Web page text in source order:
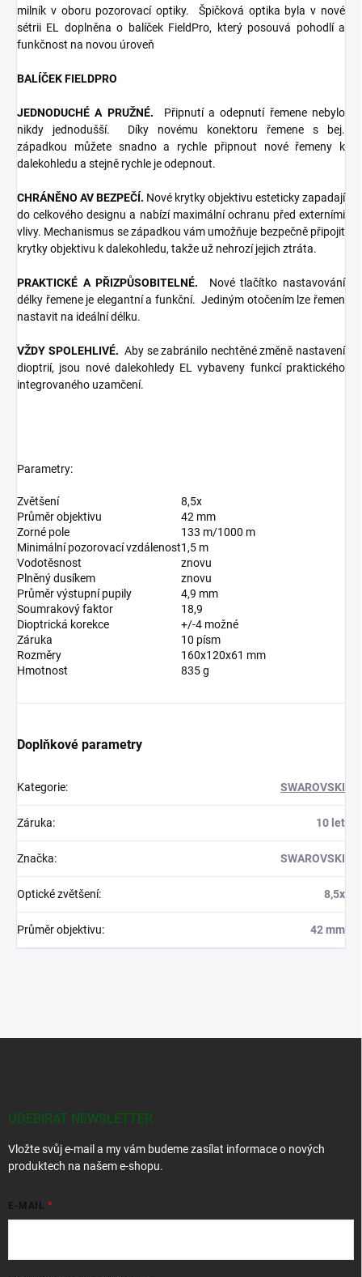
milník v oboru pozorovací optiky.
Špičková optika byla v nové
sétrii EL doplněna o balíček FieldPro, který posouvá pohodlí a
funkčnost na novou úroveň
BALÍČEK FIELDPRO
JEDNODUCHÉ A PRUŽNÉ.
Připnutí a odepnutí řemene nebylo
nikdy jednodušší.
Díky novému konektoru řemene s bej.
západkou můžete snadno a rychle připnout nové řemeny k
dalekohledu a stejně rychle je odepnout.
CHRÁNĚNO AV BEZPEČÍ. Nové krytky objektivu esteticky zapadají
do celkového designu a nabízí maximální ochranu před externími
vlivy. Mechanismus se západkou vám umožňuje bezpečně připojit
krytky objektivu k dalekohledu, takže už nehrozí jejich ztráta.
PRAKTICKÉ A PŘIZPŮSOBITELNÉ.
Nové tlačítko nastavování
délky řemene je elegantní a funkční. Jediným otočením lze řemen
nastavit na ideální délku.
VŽDY SPOLEHLIVÉ. Aby se zabránilo nechtěné změně nastavení
dioptrií, jsou nové dalekohledy EL vybaveny funkcí praktického
integrovaného uzamčení.
Parametry:
Zvětšení
8,5x
Průměr objektivu
42 mm
Zorné pole
133 m/1000 m
Minimální pozorovací vzdálenost1,5 m
Vodotěsnost
znovu
Plněný dusíkem
znovu
Průměr výstupní pupily
4,9 mm
Soumrakový faktor
18,9
Dioptrická korekce
+/-4 možné
Záruka
10 písm
Rozměry
160x120x61 mm
Hmotnost
835 g
Doplňkové parametry
Kategorie: SWAROVSKI
Záruka: 10 let
Značka: SWAROVSKI
Optické zvětšení: 8,5x
Průměr objektivu: 42 mm
ODEBÍRAT NEWSLETTER
Vložte svůj e-mail a my vám budeme zasílat informace o nových
produktech na našem e-shopu.
E-MAIL